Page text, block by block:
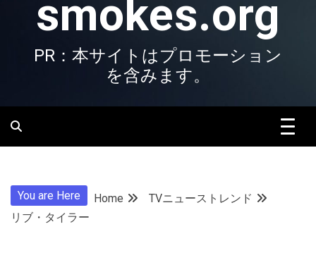
smokes.org
PR：本サイトはプロモーション
を含みます。
You are Here Home
TVニューストレンド
リブ・タイラー